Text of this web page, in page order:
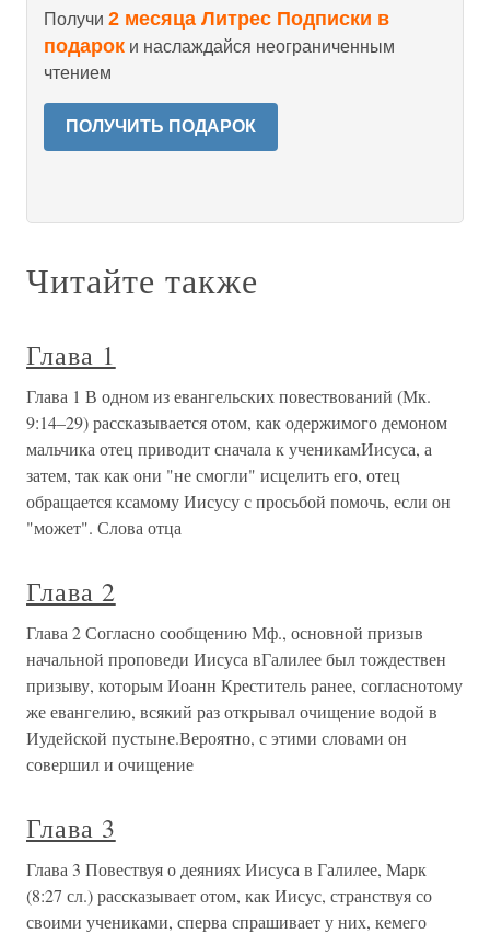
Получи 2 месяца Литрес Подписки в
подарок и наслаждайся неограниченным
чтением
ПОЛУЧИТЬ ПОДАРОК
Читайте также
Глава 1
Глава 1 В одном из евангельских повествований (Мк.
9:14–29) рассказывается отом, как одержимого демоном
мальчика отец приводит сначала к ученикамИисуса, а
затем, так как они "не смогли" исцелить его, отец
обращается ксамому Иисусу с просьбой помочь, если он
"может". Слова отца
Глава 2
Глава 2 Согласно сообщению Мф., основной призыв
начальной проповеди Иисуса вГалилее был тождествен
призыву, которым Иоанн Креститель ранее, согласнотому
же евангелию, всякий раз открывал очищение водой в
Иудейской пустыне.Вероятно, с этими словами он
совершил и очищение
Глава 3
Глава 3 Повествуя о деяниях Иисуса в Галилее, Марк
(8:27 сл.) рассказывает отом, как Иисус, странствуя со
своими учениками, сперва спрашивает у них, кемего